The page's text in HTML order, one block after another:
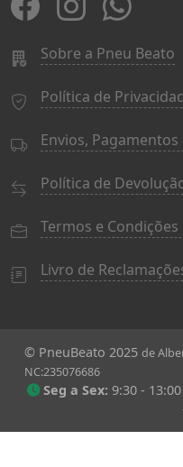
Sobre a Pneu Beato
Política de
Envios, Pagamentos
Política de
Termos e Condições
Livro de
© PneuBeato 2025 de
NC:235076686
Seg a Sex: 9:30 -